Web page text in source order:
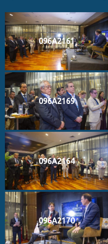
096A2161
096A2169
096A2164
096A2170